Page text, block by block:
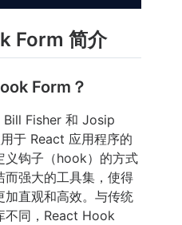
Form 简介
Form？
Fisher 和 Josip
于 React 应用程序的
义钩子（hook）的方式
而强大的工具集，使得
加直观和高效。与传统
不同，React Hook